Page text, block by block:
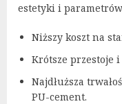
estetyki i
Niższy koszt na
Krótsze przestoje
Najdłuższa
PU-cement.